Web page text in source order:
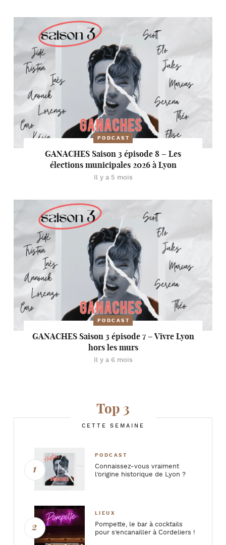
PODCAST
GANACHES Saison 3 épisode 8 – Les
élections municipales 2026 à Lyon
Il y a 5 mois
PODCAST
GANACHES Saison 3 épisode 7 – Vivre Lyon
hors les murs
Il y a 6 mois
Top 3
CETTE SEMAINE
PODCAST
Connaissez-vous vraiment
l’origine historique de Lyon ?
LIEUX
Pompette, le bar à cocktails
pour s’encanailler à Cordeliers !